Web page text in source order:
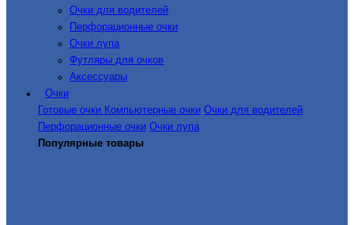
Очки для водителей
Перфорационные очки
Очки лупа
Футляры для очков
Аксессуары
Очки
Готовые очки Компьютерные очки Очки для водителей
Перфорационные очки Очки лупа
Популярные товары